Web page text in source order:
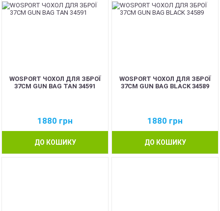
WOSPORT ЧОХОЛ ДЛЯ ЗБРОЇ
37CM GUN BAG TAN 34591
1880 грн
ДО КОШИКУ
WOSPORT ЧОХОЛ ДЛЯ ЗБРОЇ
37CM GUN BAG BLACK 34589
1880 грн
ДО КОШИКУ